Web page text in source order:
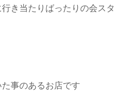
き当たりばったりの会スタ
事のあるお店です